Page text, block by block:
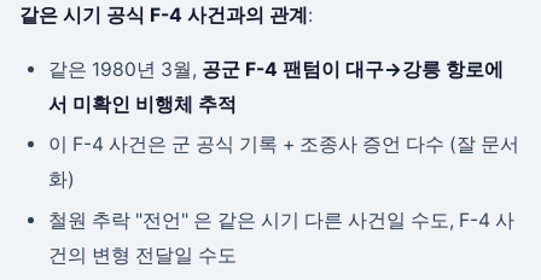
같은 시기 공식 F-4 사건과의 관계:
같은 1980년 3월, 공군 F-4 팬텀이 대구→강릉 항로에
서 미확인 비행체 추적
이 F-4 사건은 군 공식 기록 + 조종사 증언 다수 (잘 문서
화)
철원 추락 "전언" 은 같은 시기 다른 사건일 수도, F-4 사
건의 변형 전달일 수도